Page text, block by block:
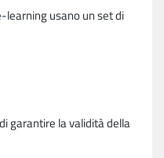
learning usano un set di
garantire la validità della